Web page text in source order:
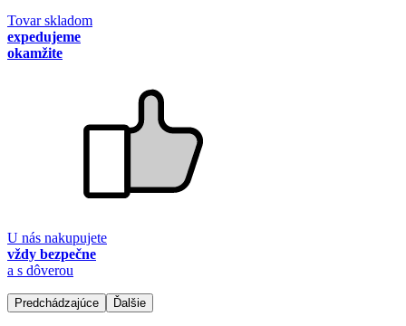
Tovar skladom
expedujeme
okamžite
U nás nakupujete
vždy bezpečne
a s dôverou
Predchádzajúce Ďalšie